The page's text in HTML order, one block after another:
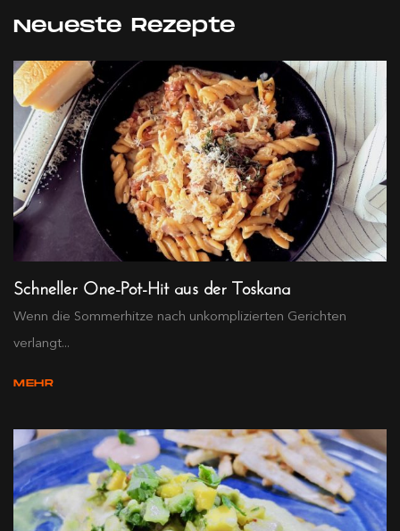
Neueste Rezepte
Schneller One-Pot-Hit aus der Toskana
Wenn die Sommerhitze nach unkomplizierten Gerichten
verlangt...
MEHR